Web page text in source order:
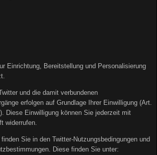
Einrichtung, Bereitstellung und Personalisierung
und die damit verbundenen
erfolgen auf Grundlage Ihrer Einwilligung (Art.
Diese Einwilligung können Sie jederzeit mit
widerrufen.
Sie in den Twitter-Nutzungsbedingungen und
Diese finden Sie unter: